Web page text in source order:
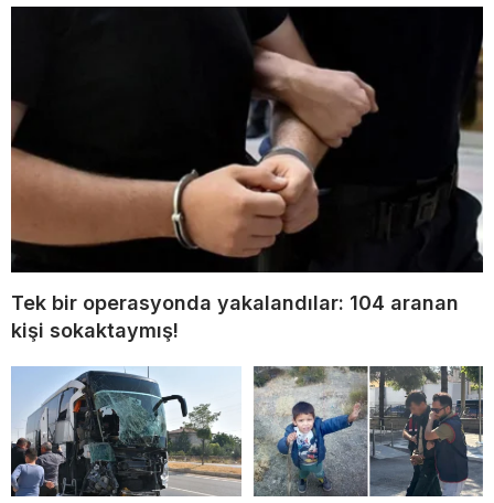
Tek bir operasyonda yakalandılar: 104 aranan
kişi sokaktaymış!